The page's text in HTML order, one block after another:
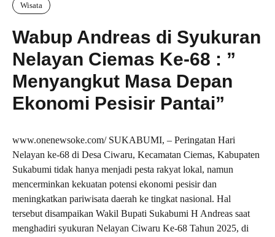
Wisata
Wabup Andreas di Syukuran
Nelayan Ciemas Ke-68 : ”
Menyangkut Masa Depan
Ekonomi Pesisir Pantai”
www.onenewsoke.com/ SUKABUMI, – Peringatan Hari
Nelayan ke-68 di Desa Ciwaru, Kecamatan Ciemas, Kabupaten
Sukabumi tidak hanya menjadi pesta rakyat lokal, namun
mencerminkan kekuatan potensi ekonomi pesisir dan
meningkatkan pariwisata daerah ke tingkat nasional. Hal
tersebut disampaikan Wakil Bupati Sukabumi H Andreas saat
menghadiri syukuran Nelayan Ciwaru Ke-68 Tahun 2025, di